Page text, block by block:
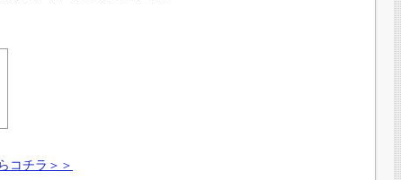
コチラ＞＞